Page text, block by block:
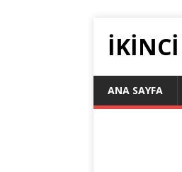
İKİNCİ
ANA SAYFA